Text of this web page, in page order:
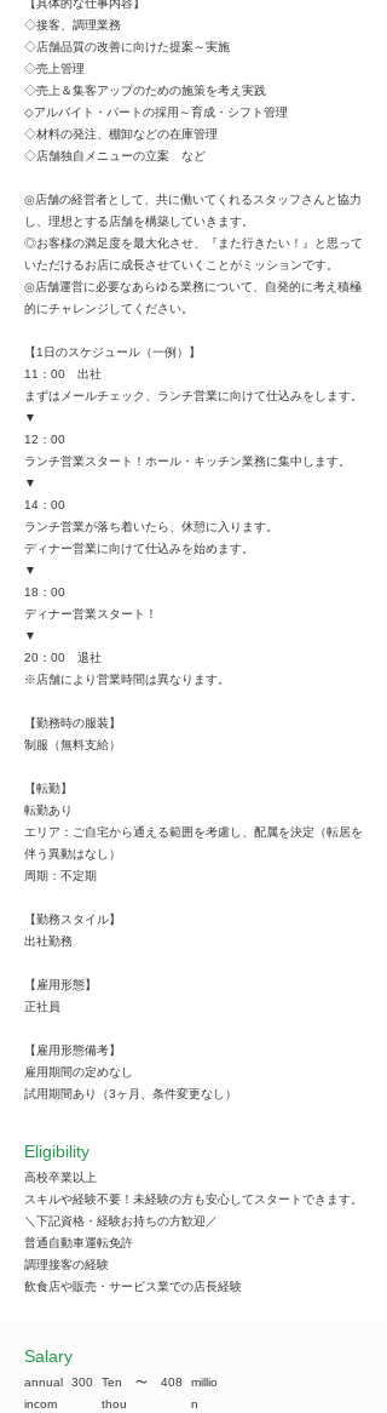
【具体的な仕事内容】
◇接客、調理業務
◇店舗品質の改善に向けた提案～実施
◇売上管理
◇売上＆集客アップのための施策を考え実践
◇アルバイト・パートの採用～育成・シフト管理
◇材料の発注、棚卸などの在庫管理
◇店舗独自メニューの立案 など
◎店舗の経営者として、共に働いてくれるスタッフさんと協力
し、理想とする店舗を構築していきます。
◎お客様の満足度を最大化させ、『また行きたい！』と思って
いただけるお店に成長させていくことがミッションです。
◎店舗運営に必要なあらゆる業務について、自発的に考え積極
的にチャレンジしてください。
【1日のスケジュール（一例）】
11：00 出社
まずはメールチェック、ランチ営業に向けて仕込みをします。
▼
12：00
ランチ営業スタート！ホール・キッチン業務に集中します。
▼
14：00
ランチ営業が落ち着いたら、休憩に入ります。
ディナー営業に向けて仕込みを始めます。
▼
18：00
ディナー営業スタート！
▼
20：00 退社
※店舗により営業時間は異なります。
【勤務時の服装】
制服（無料支給）
【転勤】
転勤あり
エリア：ご自宅から通える範囲を考慮し、配属を決定（転居を
伴う異動はなし）
周期：不定期
【勤務スタイル】
出社勤務
【雇用形態】
正社員
【雇用形態備考】
雇用期間の定めなし
試用期間あり（3ヶ月、条件変更なし）
Eligibility
高校卒業以上
スキルや経験不要！未経験の方も安心してスタートできます。
＼下記資格・経験お持ちの方歓迎／
普通自動車運転免許
調理接客の経験
飲食店や販売・サービス業での店長経験
​Salary
annual
incom
300
Ten
thou
​〜 408
millio
n